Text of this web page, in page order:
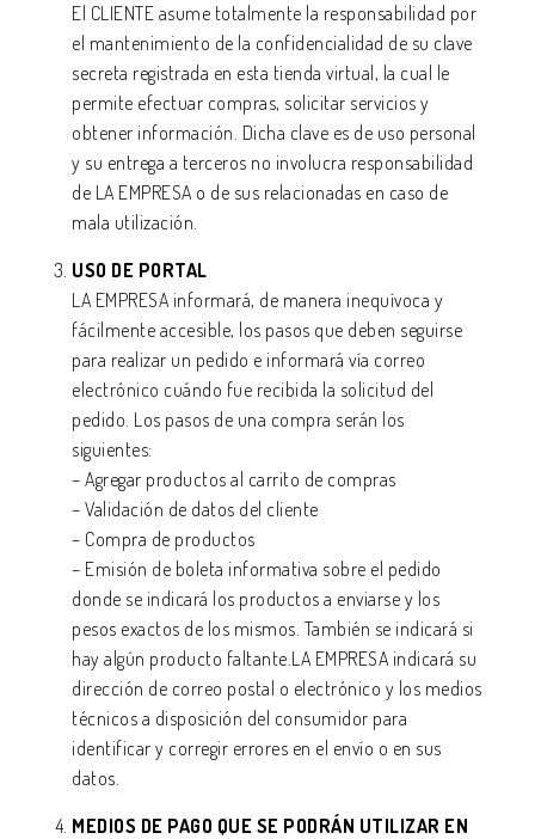
El CLIENTE asume totalmente la responsabilidad por
el mantenimiento de la confidencialidad de su clave
secreta registrada en esta tienda virtual, la cual le
permite efectuar compras, solicitar servicios y
obtener información. Dicha clave es de uso personal
y su entrega a terceros no involucra responsabilidad
de LA EMPRESA o de sus relacionadas en caso de
mala utilización.
USO DE PORTAL
LA EMPRESA informará, de manera inequívoca y
fácilmente accesible, los pasos que deben seguirse
para realizar un pedido e informará vía correo
electrónico cuándo fue recibida la solicitud del
pedido. Los pasos de una compra serán los
siguientes:
– Agregar productos al carrito de compras
– Validación de datos del cliente
– Compra de productos
– Emisión de boleta informativa sobre el pedido
donde se indicará los productos a enviarse y los
pesos exactos de los mismos. También se indicará si
hay algún producto faltante.LA EMPRESA indicará su
dirección de correo postal o electrónico y los medios
técnicos a disposición del consumidor para
identificar y corregir errores en el envío o en sus
datos.
MEDIOS DE PAGO QUE SE PODRÁN UTILIZAR EN